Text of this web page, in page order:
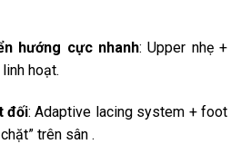
hướng cực nhanh: Upper nhẹ +
hoạt.
đối: Adaptive lacing system + foot
trên sân.